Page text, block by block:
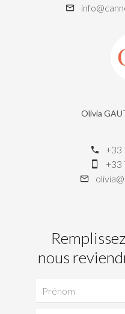
Olivia
+33
+33
nous